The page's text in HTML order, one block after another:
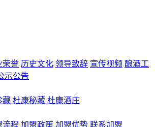
荣誉 历史文化 领导致辞 宣传视频 酿酒工
示公告
藏 杜康秘藏 杜康酒庄
流程 加盟政策 加盟优势 联系加盟